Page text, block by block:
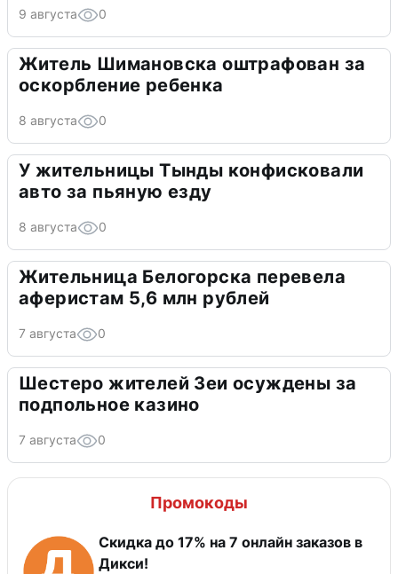
9 августа 0
Житель Шимановска оштрафован за
оскорбление ребенка
8 августа 0
У жительницы Тынды конфисковали
авто за пьяную езду
8 августа 0
Жительница Белогорска перевела
аферистам 5,6 млн рублей
7 августа 0
Шестеро жителей Зеи осуждены за
подпольное казино
7 августа 0
Промокоды
Скидка до 17% на 7 онлайн заказов в
Дикси!